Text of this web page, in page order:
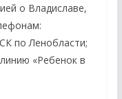
о Владиславе,
по Ленобласти;
«Ребенок в